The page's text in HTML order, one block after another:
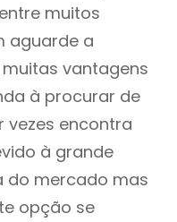
muitos
aguarde a
vantagens
à procurar de
vezes encontra
à grande
do mercado mas
opção se